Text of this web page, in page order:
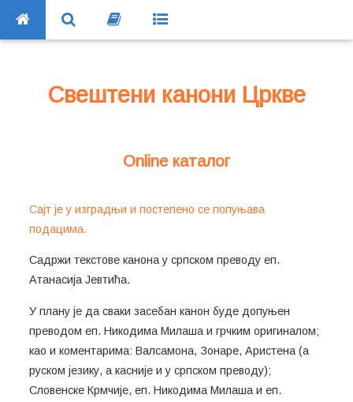
Свештени канони Цркве
Online каталог
Сајт је у изградњи и постепено се попуњава
подацима.
Садржи текстове канона у српском преводу еп.
Атанасија Јевтића.
У плану је да сваки засебан канон буде допуњен
преводом еп. Никодима Милаша и грчким оригиналом;
као и коментарима: Валсамона, Зонаре, Аристена (а
руском језику, а касније и у српском преводу);
Словенске Крмчије, еп. Никодима Милаша и еп.